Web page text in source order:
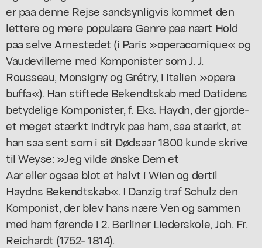
er paa denne Rejse sandsynligvis kommet den
lettere og mere populære Genre paa nært Hold
paa selve Arnestedet (i Paris »operacomique« og
Vaudevillerne med Komponister som J. J.
Rousseau, Monsigny og Grétry, i Italien »opera
buffa«). Han stiftede Bekendtskab med Datidens
betydelige Komponister, f. Eks. Haydn, der gjorde-
et meget stærkt Indtryk paa ham, saa stærkt, at
han saa sent som i sit Dødsaar 1800 kunde skrive
til Weyse: »Jeg vilde ønske Dem et
Aar eller ogsaa blot et halvt i Wien og dertil
Haydns Bekendtskab«. I Danzig traf Schulz den
Komponist, der blev hans nære Ven og sammen
med ham førende i 2. Berliner Liederskole, Joh. Fr.
Reichardt (1752- 1814).